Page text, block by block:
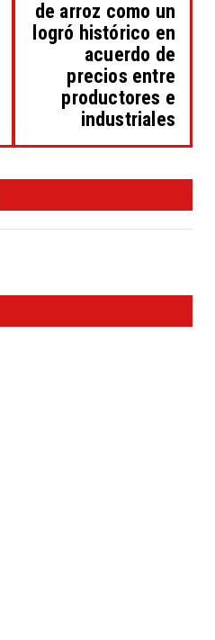
de arroz como un
logró histórico en
acuerdo de
precios entre
productores e
industriales